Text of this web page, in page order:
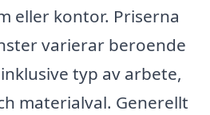
eller kontor. Priserna
varierar beroende
typ av arbete,
materialval. Generellt